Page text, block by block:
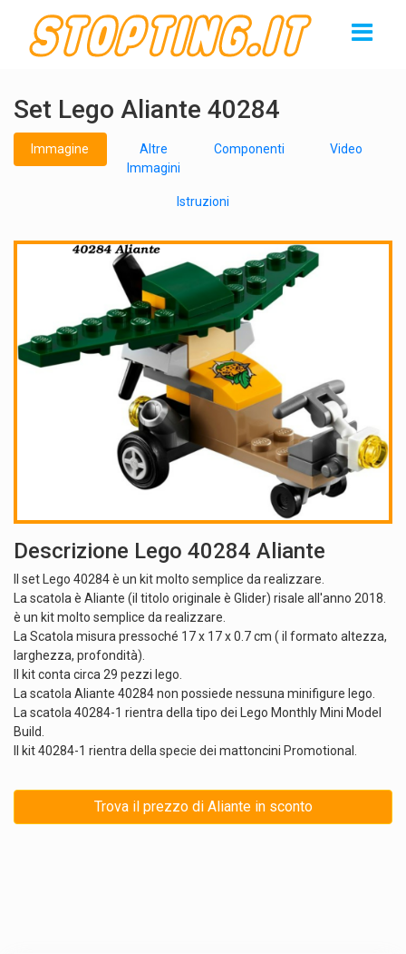
Set Lego Aliante 40284
Immagine
Altre
Immagini
Componenti Video
Istruzioni
Descrizione Lego 40284 Aliante
Il set Lego 40284 è un kit molto semplice da realizzare.
La scatola è Aliante (il titolo originale è Glider) risale all'anno 2018.
è un kit molto semplice da realizzare.
La Scatola misura pressoché 17 x 17 x 0.7 cm ( il formato altezza,
larghezza, profondità).
Il kit conta circa 29 pezzi lego.
La scatola Aliante 40284 non possiede nessuna minifigure lego.
La scatola 40284-1 rientra della tipo dei Lego Monthly Mini Model
Build.
Il kit 40284-1 rientra della specie dei mattoncini Promotional.
Trova il prezzo di Aliante in sconto